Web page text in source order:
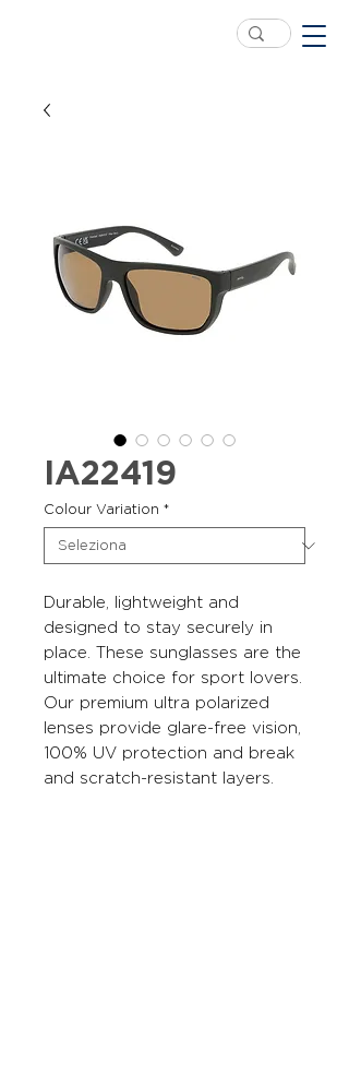
IA22419
Colour Variation *
Durable, lightweight and
designed to stay securely in
place. These sunglasses are the
ultimate choice for sport lovers.
Our premium ultra polarized
lenses provide glare-free vision,
100% UV protection and break
and scratch-resistant layers.